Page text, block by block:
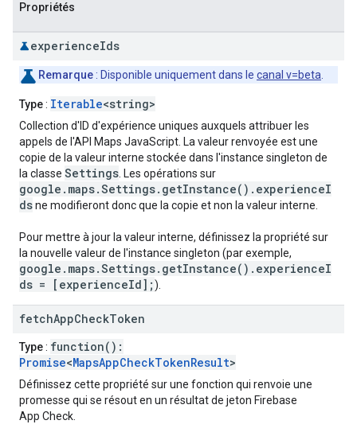
Propriétés
experienceIds
Remarque : Disponible uniquement dans le canal v=beta
Type: Iterable<string>
Collection d'ID d'expérience uniques auxquels attribuer les
appels de l'API Maps JavaScript. La valeur renvoyée est une
copie de la valeur interne stockée dans l'instance singleton de
la classe Settings . Les opérations sur
google.maps.Settings.getInstance().experienceI
dsne modifieront donc que la copie et non la valeur interne.
Pour mettre à jour la valeur interne, définissez la propriété sur
la nouvelle valeur de l'instance singleton (par exemple,
google.maps.Settings.getInstance().experienceI
ds = [experienceId];).
fetchAppCheckToken
Type: function():
Promise<MapsAppCheckTokenResult>
Définissez cette propriété sur une fonction qui renvoie une
promesse qui se résout en un résultat de jeton Firebase
App Check.